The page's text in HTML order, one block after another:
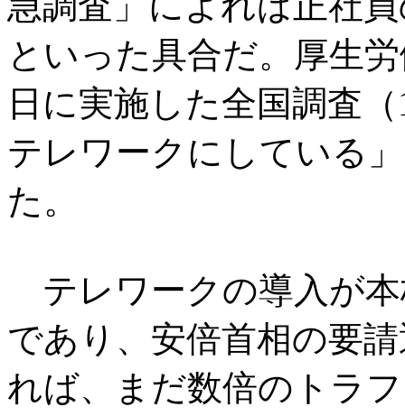
といった具合だ。厚生
日に実施した全国調査
テレワークにしている
た。
テレワークの導入が
であり、安倍首相の要
れば、まだ数倍のトラ